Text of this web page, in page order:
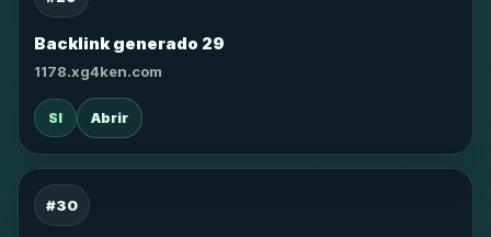
Backlink generado 29
1178.xg4ken.com
SI Abrir
#30